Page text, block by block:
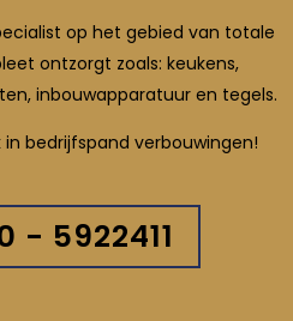
op het gebied van totale
ontzorgt zoals: keukens,
inbouwapparatuur en tegels.
in bedrijfspand verbouwingen!
- 5922411